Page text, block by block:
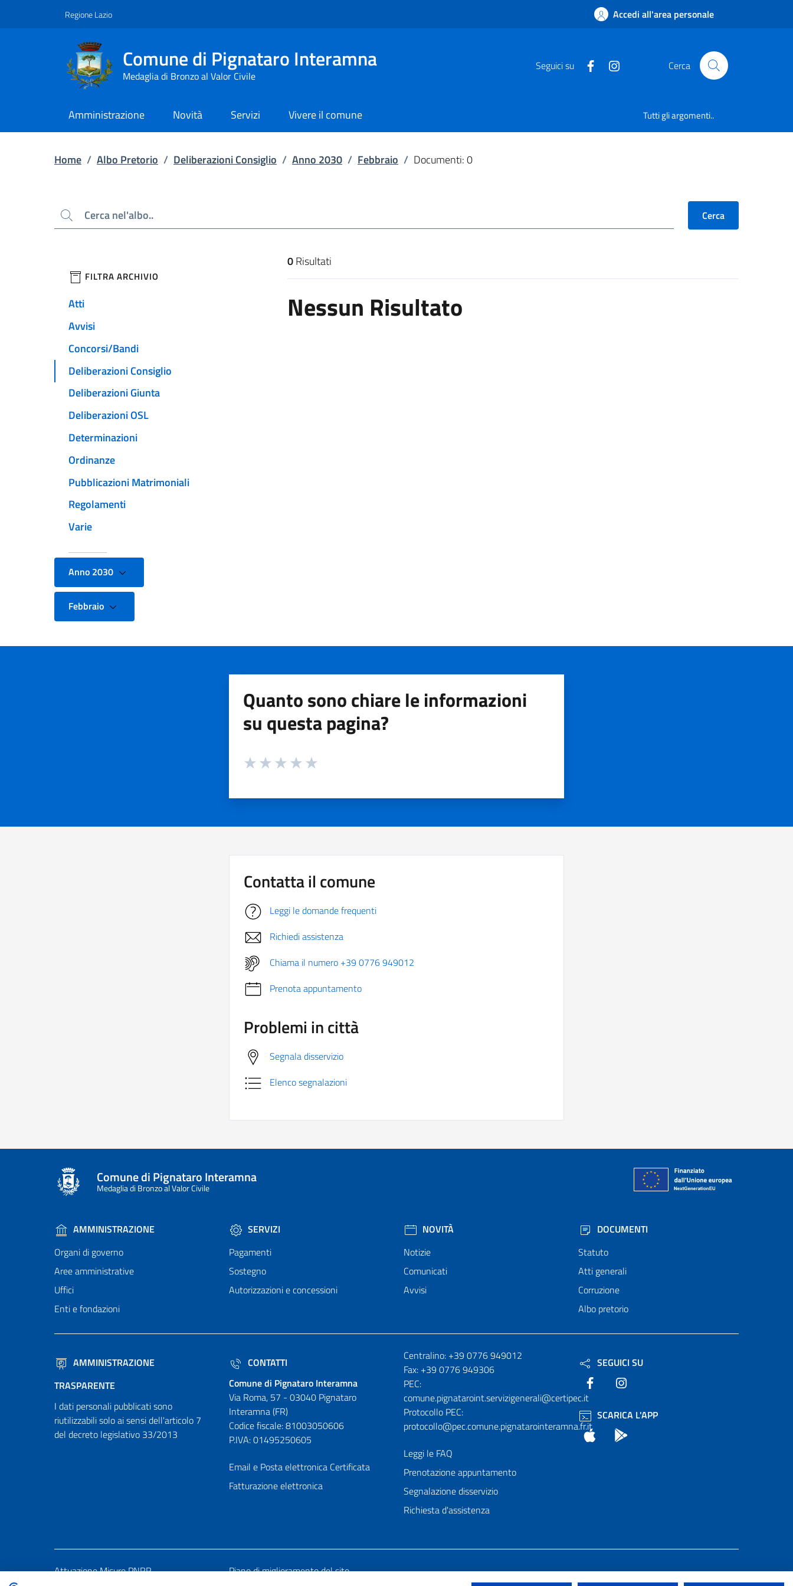
Regione Lazio Accedi all'area personale
Comune di Pignataro Interamna
Medaglia di Bronzo al Valor Civile
Seguici su Cerca
Amministrazione Novità Servizi Vivere il comune Tutti gli argomenti..
Home / Albo Pretorio / Deliberazioni Consiglio / Anno 2030 / Febbraio / Documenti: 0
Cerca Cerca
filtri da applicare
FILTRA ARCHIVIO
Atti
Avvisi
Concorsi/Bandi
Deliberazioni Consiglio
Deliberazioni Giunta
Deliberazioni OSL
Determinazioni
Ordinanze
Pubblicazioni Matrimoniali
Regolamenti
Varie
Anno 2030
Febbraio
Risultati di ricerca
0Risultati
Nessun Risultato
Quanto sono chiare le informazioni
su questa pagina?
Valuta da 1 a 5 stelle la pagina
Contatta il comune
Leggi le domande frequenti
Richiedi assistenza
Chiama il numero +39 0776 949012
Prenota appuntamento
Problemi in città
Segnala disservizio
Elenco segnalazioni
Comune di Pignataro Interamna
Medaglia di Bronzo al Valor Civile
AMMINISTRAZIONE
Organi di governo
Aree amministrative
Uffici
Enti e fondazioni
SERVIZI
Pagamenti
Sostegno
Autorizzazioni e concessioni
NOVITÀ
Notizie
Comunicati
Avvisi
DOCUMENTI
Statuto
Atti generali
Corruzione
Albo pretorio
AMMINISTRAZIONE
TRASPARENTE
I dati personali pubblicati sono
riutilizzabili solo ai sensi dell'articolo 7
del decreto legislativo 33/2013
CONTATTI
Comune di Pignataro Interamna
Via Roma, 57 - 03040 Pignataro
Interamna (FR)
Codice fiscale: 81003050606
P.IVA: 01495250605
Email e Posta elettronica Certificata
Fatturazione elettronica
Numeri utili
Centralino: +39 0776 949012
Fax: +39 0776 949306
PEC:
comune.pignataroint.servizigenerali@certipec.it
Protocollo PEC:
protocollo@pec.comune.pignatarointeramna.fr.it
Leggi le FAQ
Prenotazione appuntamento
Segnalazione disservizio
Richiesta d'assistenza
SEGUICI SU
Facebook
SCARICA L'APP
App Store
Attuazione Misure PNRR Piano di miglioramento del sito